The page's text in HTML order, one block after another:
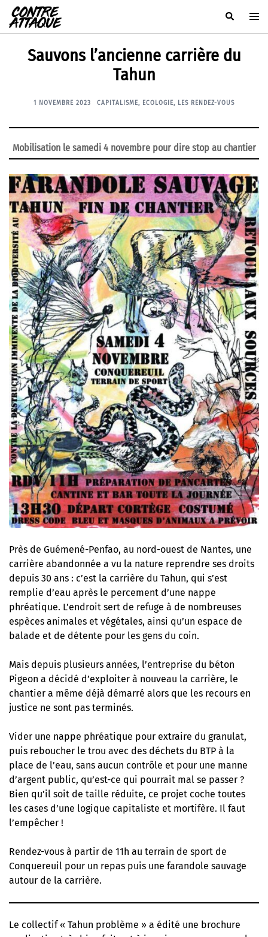
Aller
au
contenu
Rechercher
Sauvons l’ancienne carrière du
Tahun
1 NOVEMBRE 2023 CAPITALISME, ECOLOGIE, LES RENDEZ-VOUS
Mobilisation le samedi 4 novembre pour dire stop au chantier
Près de Guémené-Penfao, au nord-ouest de Nantes, une
carrière abandonnée a vu la nature reprendre ses droits
depuis 30 ans : c’est la carrière du Tahun, qui s’est
remplie d’eau après le percement d’une nappe
phréatique. L’endroit sert de refuge à de nombreuses
espèces animales et végétales, ainsi qu’un espace de
balade et de détente pour les gens du coin.
Mais depuis plusieurs années, l’entreprise du béton
Pigeon a décidé d’exploiter à nouveau la carrière, le
chantier a même déjà démarré alors que les recours en
justice ne sont pas terminés.
Vider une nappe phréatique pour extraire du granulat,
puis reboucher le trou avec des déchets du BTP à la
place de l’eau, sans aucun contrôle et pour une manne
d’argent public, qu’est-ce qui pourrait mal se passer ?
Bien qu’il soit de taille réduite, ce projet coche toutes
les cases d’une logique capitaliste et mortifère. Il faut
l’empêcher !
Rendez-vous à partir de 11h au terrain de sport de
Conquereuil pour un repas puis une farandole sauvage
autour de la carrière.
Le collectif « Tahun problème » a édité une brochure